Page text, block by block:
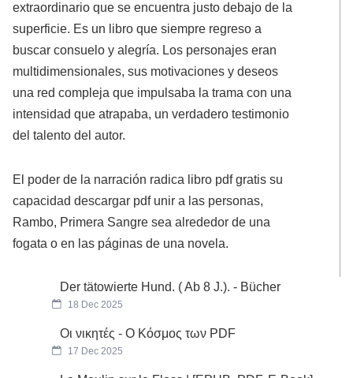
extraordinario que se encuentra justo debajo de la
superficie. Es un libro que siempre regreso a
buscar consuelo y alegría. Los personajes eran
multidimensionales, sus motivaciones y deseos
una red compleja que impulsaba la trama con una
intensidad que atrapaba, un verdadero testimonio
del talento del autor.
El poder de la narración radica libro pdf gratis su
capacidad descargar pdf unir a las personas,
Rambo, Primera Sangre sea alrededor de una
fogata o en las páginas de una novela.
Der tätowierte Hund. ( Ab 8 J.). - Bücher
18 Dec 2025
Οι νικητές - Ο Κόσμος των PDF
17 Dec 2025